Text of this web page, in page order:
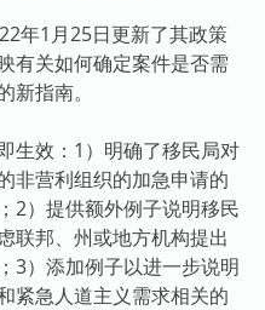
年1月25日更新了其政策
有关如何确定案件是否需
新指南。
生效：1）明确了移民局对
非营利组织的加急申请的
2）提供额外例子说明移民
联邦、州或地方机构提出
3）添加例子以进一步说明
紧急人道主义需求相关的